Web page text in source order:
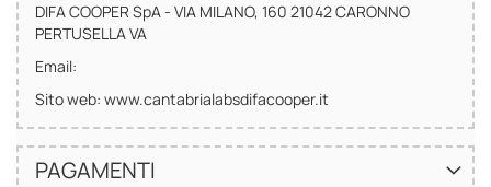
DIFA COOPER SpA - VIA MILANO, 160 21042 CARONNO
PERTUSELLA VA
Email:
Sito web: www.cantabrialabsdifacooper.it
PAGAMENTI